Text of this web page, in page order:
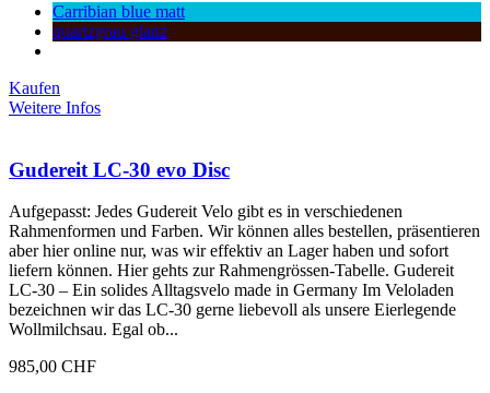
Carribian blue matt
quartzgrau glanz
Kaufen
Weitere Infos
Gudereit LC-30 evo Disc
Aufgepasst: Jedes Gudereit Velo gibt es in verschiedenen
Rahmenformen und Farben. Wir können alles bestellen, präsentieren
aber hier online nur, was wir effektiv an Lager haben und sofort
liefern können. Hier gehts zur Rahmengrössen-Tabelle. Gudereit
LC-30 – Ein solides Alltagsvelo made in Germany Im Veloladen
bezeichnen wir das LC-30 gerne liebevoll als unsere Eierlegende
Wollmilchsau. Egal ob...
985,00 CHF